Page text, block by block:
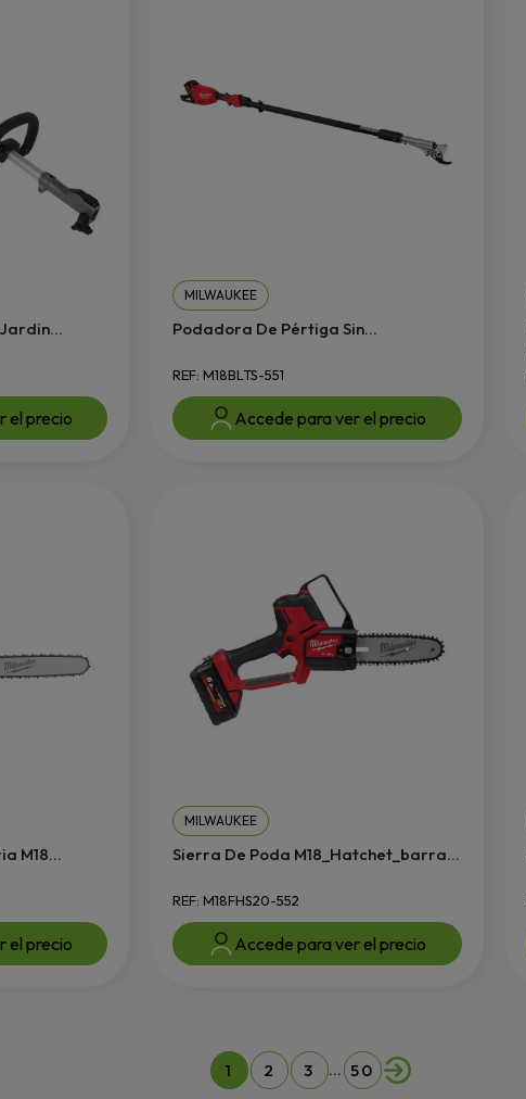
el precio
MILWAUKEE
Podadora De Pértiga Sin...
REF: M18BLTS-551
Accede para ver el precio
M18...
el precio
MILWAUKEE
Sierra De Poda M18_Hatchet_barra...
REF: M18FHS20-552
Accede para ver el precio
1 2 3 … 50